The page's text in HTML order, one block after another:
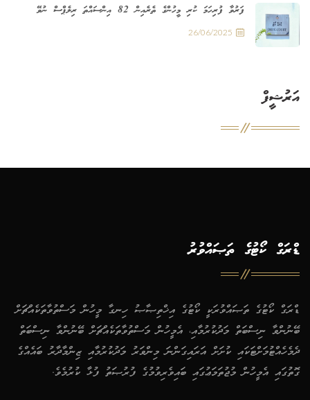
ފަރުވާ ފުރިހަމަ ކުރި މީހުންގެ ތެރެއިން 82 އިންސައްތަ ރިލެޕްސް ނުވޭ
26/06/2025
އަރުޝީފް
ޑްރަގް ކޯޓުގެ ތަޞައްވުރު
ޑްރަގް ކޯޓުގެ ތަޞައްވުރަކީ ކޯޓުގެ އިޚްތިޞާޞު ހިނގާ މީހުން މަސްތުވާތަކެއްޗަށް
ބޭނުންވާ ނިސްބަތް މަދުކުރުމާއި، އެމީހުން މަސްތުވާތަކެއްޗަށް ބޭނުންވާ ނިސްބަތް
ދެމެހެއްޓުމަށްޓަކައި ކުށަށް އަރައިގަންނަ މިންވަރު މަދުކުރުމާއި ޒިންމާދާރު ބައެއްގެ
ގޮތުގައި އެމީހުން މުޖުތަމަޢުގައި ބައިވެރިވުމުގެ ފުރުޞަތު ފުޅާ ކުރުމެވެ.